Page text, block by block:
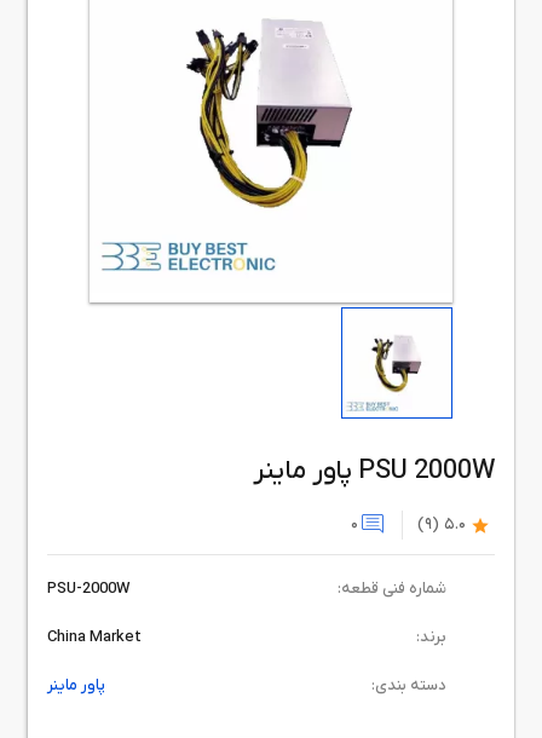
پاور ماینر PSU 2000W
5.0
(9)
0
شماره فنی قطعه: PSU-2000W
برند: China Market
دسته بندی: پاور ماینر